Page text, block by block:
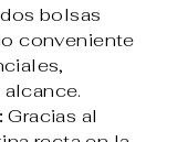
bolsas
conveniente
Gracias al